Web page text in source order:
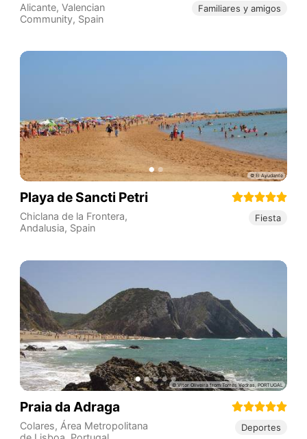
Alicante, Valencian
Community, Spain
Familiares y amigos
Playa de Sancti Petri
Chiclana de la Frontera,
Andalusia, Spain
Fiesta
Praia da Adraga
Colares, Área Metropolitana
Deportes